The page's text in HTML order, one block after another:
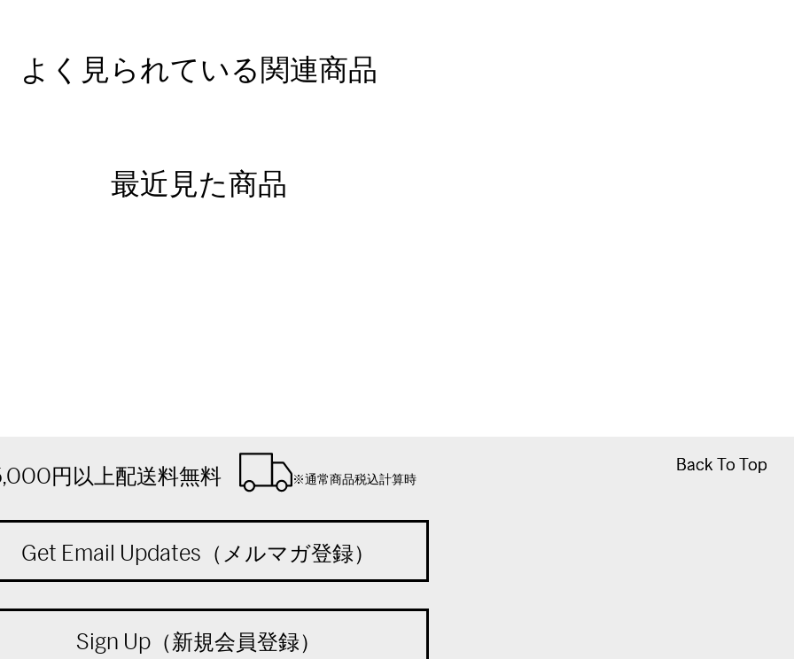
よく見られている関連商品
最近見た商品
Back To Top
Back To Top
円以上配送料無料 ※通常商品税込計算時
Get Email Updates（メルマガ登録）
Sign Up（新規会員登録）